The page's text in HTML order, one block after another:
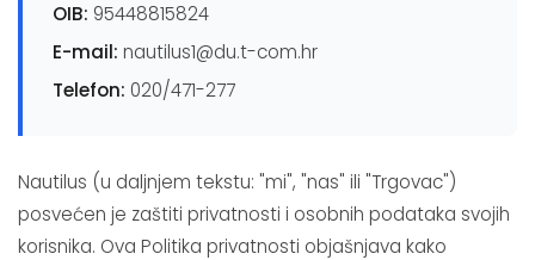
OIB: 95448815824
E-mail: nautilus1@du.t-com.hr
Telefon: 020/471-277
Nautilus (u daljnjem tekstu: "mi", "nas" ili "Trgovac")
posvećen je zaštiti privatnosti i osobnih podataka svojih
korisnika. Ova Politika privatnosti objašnjava kako